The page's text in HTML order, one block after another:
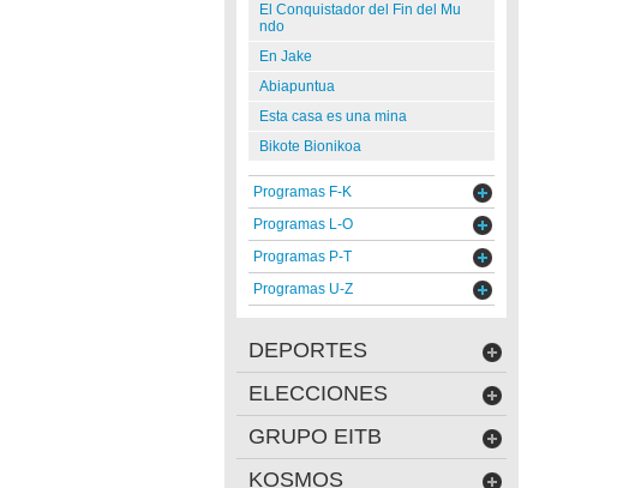
El Conquistador del Fin del Mu
ndo
En Jake
Abiapuntua
Esta casa es una mina
Bikote Bionikoa
Programas F-K
Programas L-O
Programas P-T
Programas U-Z
DEPORTES
ELECCIONES
GRUPO EITB
KOSMOS